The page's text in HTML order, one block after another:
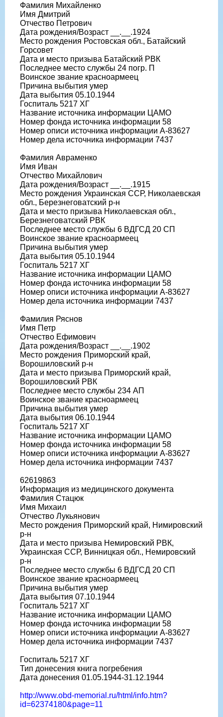
Фамилия Михайленко
Имя Дмитрий
Отчество Петрович
Дата рождения/Возраст __.__.1924
Место рождения Ростовская обл., Батайский
Горсовет
Дата и место призыва Батайский РВК
Последнее место службы 24 погр. П
Воинское звание красноармеец
Причина выбытия умер
Дата выбытия 05.10.1944
Госпиталь 5217 ХГ
Название источника информации ЦАМО
Номер фонда источника информации 58
Номер описи источника информации А-83627
Номер дела источника информации 7437
Фамилия Авраменко
Имя Иван
Отчество Михайлович
Дата рождения/Возраст __.__.1915
Место рождения Украинская ССР, Николаевская
обл., Березнеговатский р-н
Дата и место призыва Николаевская обл.,
Березнеговатский РВК
Последнее место службы 6 ВДГСД 20 СП
Воинское звание красноармеец
Причина выбытия умер
Дата выбытия 05.10.1944
Госпиталь 5217 ХГ
Название источника информации ЦАМО
Номер фонда источника информации 58
Номер описи источника информации А-83627
Номер дела источника информации 7437
Фамилия Ряснов
Имя Петр
Отчество Ефимович
Дата рождения/Возраст __.__.1902
Место рождения Приморский край,
Ворошиловский р-н
Дата и место призыва Приморский край,
Ворошиловский РВК
Последнее место службы 234 АП
Воинское звание красноармеец
Причина выбытия умер
Дата выбытия 06.10.1944
Госпиталь 5217 ХГ
Название источника информации ЦАМО
Номер фонда источника информации 58
Номер описи источника информации А-83627
Номер дела источника информации 7437
62619863
Информация из медицинского документа
Фамилия Стацюк
Имя Михаил
Отчество Лукьянович
Место рождения Приморский край, Нимировский
р-н
Дата и место призыва Немировский РВК,
Украинская ССР, Винницкая обл., Немировский
р-н
Последнее место службы 6 ВДГСД 20 СП
Воинское звание красноармеец
Причина выбытия умер
Дата выбытия 07.10.1944
Госпиталь 5217 ХГ
Название источника информации ЦАМО
Номер фонда источника информации 58
Номер описи источника информации А-83627
Номер дела источника информации 7437
Госпиталь 5217 ХГ
Тип донесения книга погребения
Дата донесения 01.05.1944-31.12.1944
http://www.obd-memorial.ru/html/info.htm?
id=62374180&page=11